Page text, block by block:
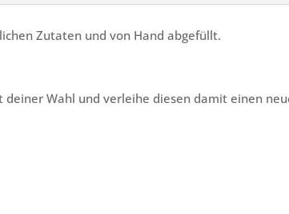
Zutaten und von Hand abgefüllt.
Wahl und verleihe diesen damit einen